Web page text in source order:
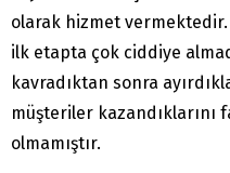
olarak hizmet
ilk etapta çok ciddiye
kavradıktan sonra
müşteriler kazandıklarını
olmamıştır.